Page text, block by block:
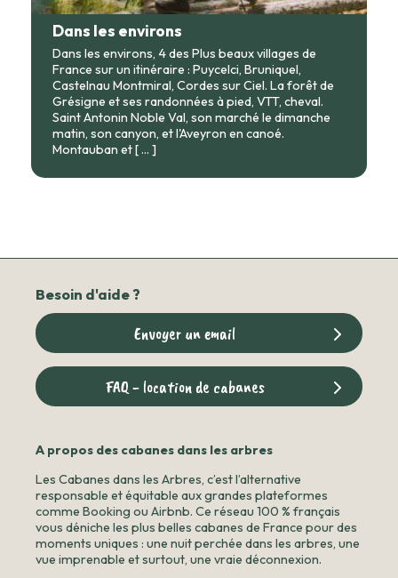
Dans les environs
Dans les environs, 4 des Plus beaux villages de
France sur un itinéraire : Puycelci, Bruniquel,
Castelnau Montmiral, Cordes sur Ciel. La forêt de
Grésigne et ses randonnées à pied, VTT, cheval.
Saint Antonin Noble Val, son marché le dimanche
matin, son canyon, et l'Aveyron en canoé.
Montauban et[ ... ]
Besoin d'aide ?
Envoyer un email
FAQ - location de cabanes
A propos des cabanes dans les arbres
Les Cabanes dans les Arbres, c’est l’alternative
responsable et équitable aux grandes plateformes
comme Booking ou Airbnb. Ce réseau 100 % français
vous déniche les plus belles cabanes de France pour des
moments uniques : une nuit perchée dans les arbres, une
vue imprenable et surtout, une vraie déconnexion.